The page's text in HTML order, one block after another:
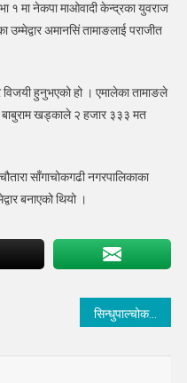
को
प्रदेश
दुलाल
विजयी
१ मा नेकपा माओवादी केन्द्रका युवराज
अमानसिं तामाङलाई पराजीत
हुनुभएको हो । एमालेका तामाङले
खड्काले २ हजार ३३३ मत
साँगाचोकगढी नगरपालिकाका
बनाएको थियो ।
सिन्धुपाल्चोक १ मा माओवादीका सापकोटा निर्वाचीत